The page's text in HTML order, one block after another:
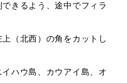
きるよう、途中でフィラ
（北西）の角をカットし
ハウ島、カウアイ島、オ